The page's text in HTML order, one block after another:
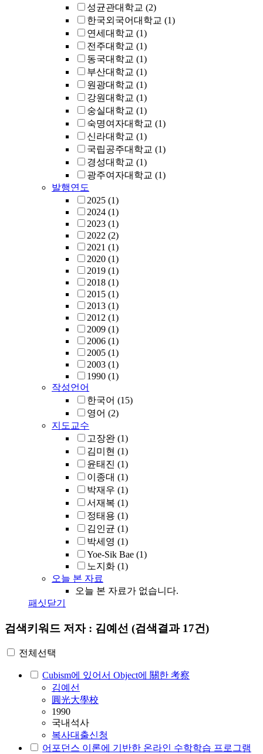
성균관대학교 (2)
한국외국어대학교 (1)
연세대학교 (1)
전주대학교 (1)
동국대학교 (1)
부산대학교 (1)
원광대학교 (1)
강원대학교 (1)
숭실대학교 (1)
숙명여자대학교 (1)
신라대학교 (1)
국립공주대학교 (1)
경성대학교 (1)
광주여자대학교 (1)
발행연도
2025 (1)
2024 (1)
2023 (1)
2022 (2)
2021 (1)
2020 (1)
2019 (1)
2018 (1)
2015 (1)
2013 (1)
2012 (1)
2009 (1)
2006 (1)
2005 (1)
2003 (1)
1990 (1)
작성언어
한국어 (15)
영어 (2)
지도교수
고장완 (1)
김미현 (1)
윤태진 (1)
이종대 (1)
박재우 (1)
서재복 (1)
정태용 (1)
김인균 (1)
박세영 (1)
Yoe-Sik Bae (1)
노지화 (1)
오늘 본 자료
오늘 본 자료가 없습니다.
패싯닫기
검색키워드 저자 : 김예선 (검색결과 17건)
전체선택
Cubism에 있어서 Object에 關한 考察
김예선
圓光大學校
1990
국내석사
복사대출신청
어포던스 이론에 기반한 온라인 수학학습 프로그램